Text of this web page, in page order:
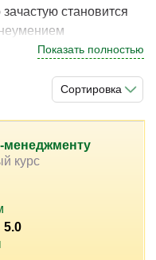
становится
проблем.
С ним вы узнаете
по самоорганизации
позволит вам
график.
можете на
богатую
для полноценного
Показать полностью
Сортировка
менеджменту
курс
5.0